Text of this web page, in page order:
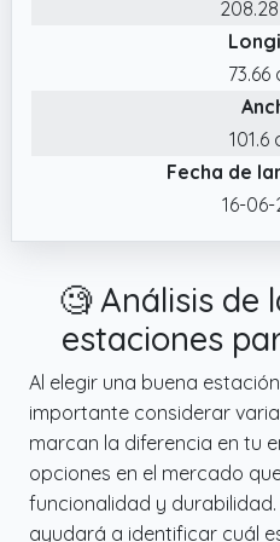
entrenamiento tanto
profesionales como de
aficionados. Las asas
ergonómico en ángulo
ángulo de agarre
comodidad durante
entrenamiento
✔️ Diseño ajustable:
Dskeuzeew con 10
se adapta con
diferentes alturas y en
entrenamiento (desde
atletas
entrenamiento de
movimientos
Equipado con 4 perillas
73.66
101.6
Fecha de
16-
🧐 Análisis de
estaciones
Al elegir una buena
importante considerar
marcan la diferencia en tu
opciones en el mercado
funcionalidad y
ayudará a identificar cuál